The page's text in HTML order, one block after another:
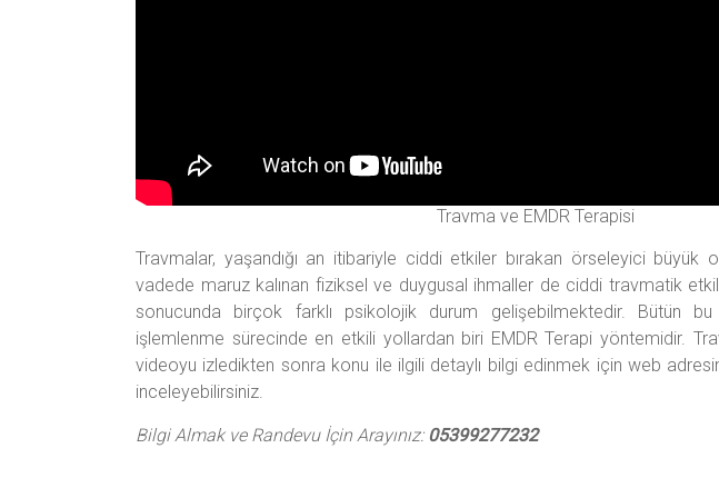
Travma ve EMDR Terapisi
Travmalar, yaşandığı an itibariyle ciddi etkiler bırakan örseleyici büyük
vadede maruz kalınan fiziksel ve duygusal ihmaller de ciddi travmatik
sonucunda birçok farklı psikolojik durum gelişebilmektedir. Bütün bu
işlemlenme sürecinde en etkili yollardan biri EMDR Terapi yöntemidir.
videoyu izledikten sonra konu ile ilgili detaylı bilgi edinmek için web
inceleyebilirsiniz.
Bilgi Almak ve Randevu İçin Arayınız: 05399277232